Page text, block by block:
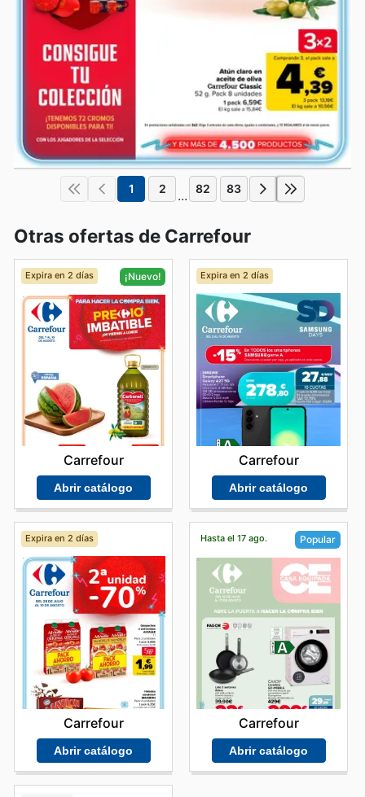
1 2 ... 82 83
Otras ofertas de Carrefour
Expira en 2 días ¡Nuevo!
Carrefour
Abrir catálogo
Expira en 2 días
Carrefour
Abrir catálogo
Expira en 2 días
Carrefour
Abrir catálogo
Hasta el 17 ago. Popular
Carrefour
Abrir catálogo